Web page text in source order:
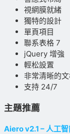
視網膜就緒
獨特的設計
單頁項目
聯系表格 7
jQuery 增強
輕松設置
非常清晰的文
支持 24/7
主題推薦
Aiero v2.1 – 人工